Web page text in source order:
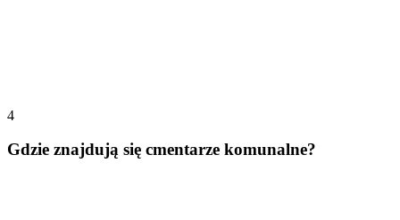
4
Gdzie znajdują się cmentarze komunalne?